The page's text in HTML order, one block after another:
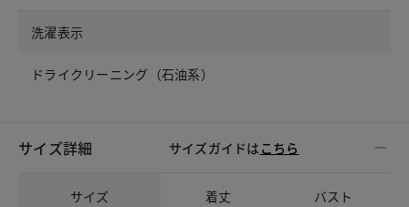
洗濯表示
ドライクリーニング（石油系）
サイズ詳細 サイズガイドは こちら
サイズ 着丈 バスト